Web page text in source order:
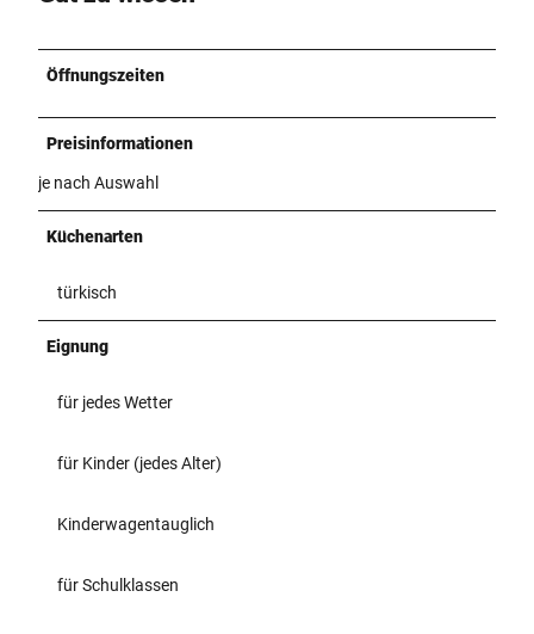
Öffnungszeiten
Preisinformationen
je nach Auswahl
Küchenarten
türkisch
Eignung
für jedes Wetter
für Kinder (jedes Alter)
Kinderwagentauglich
für Schulklassen